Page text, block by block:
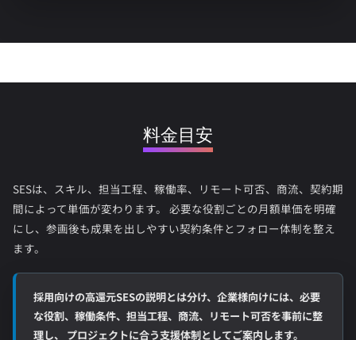
料金目安
SESは、スキル、担当工程、稼働率、リモート可否、商流、契約期
間によって単価が変わります。 必要な役割ごとの月額単価を明確
にし、参画後も成果を出しやすい契約条件とフォロー体制を整え
ます。
採用向けの高還元SESの説明とは分け、企業様向けには、必要
な役割、稼働条件、担当工程、商流、リモート可否を事前に整
理し、 プロジェクトに合う支援体制としてご案内します。